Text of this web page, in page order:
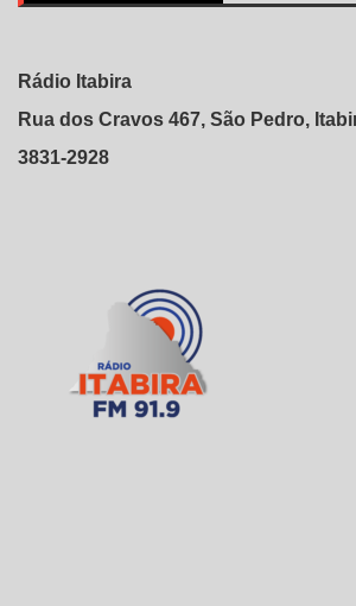
Rádio Itabira
Rua dos Cravos 467, São Pedro,
3831-2928